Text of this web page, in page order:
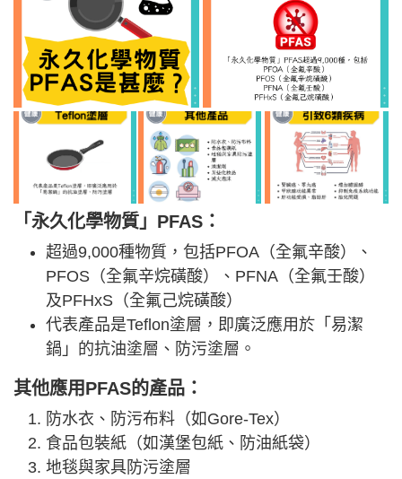
「永久化學物質」PFAS：
超過9,000種物質，包括PFOA（全氟辛酸）、
PFOS（全氟辛烷磺酸）、PFNA（全氟壬酸）
及PFHxS（全氟己烷磺酸）
代表產品是Teflon塗層，即廣泛應用於「易潔
鍋」的抗油塗層、防污塗層。
其他應用PFAS的產品 ：
防水衣、防污布料（如Gore-Tex）
食品包裝紙（如漢堡包紙、防油紙袋）
地毯與家具防污塗層